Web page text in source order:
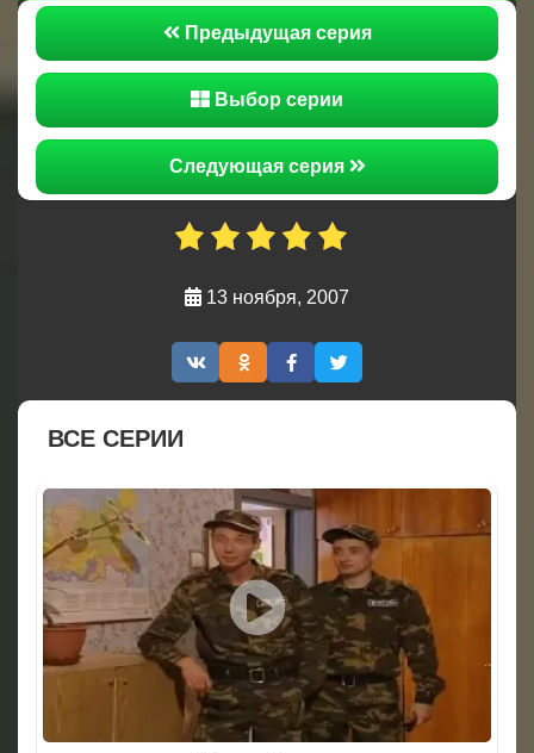
Предыдущая серия
Выбор серии
Следующая серия
13 ноября, 2007
ВСЕ СЕРИИ